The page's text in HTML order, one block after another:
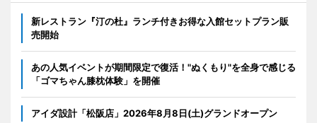
新レストラン『汀の杜』ランチ付きお得な入館セットプラン販
売開始
あの人気イベントが期間限定で復活！"ぬくもり"を全身で感じる
「ゴマちゃん膝枕体験」を開催
アイダ設計「松阪店」2026年8月8日(土)グランドオープン